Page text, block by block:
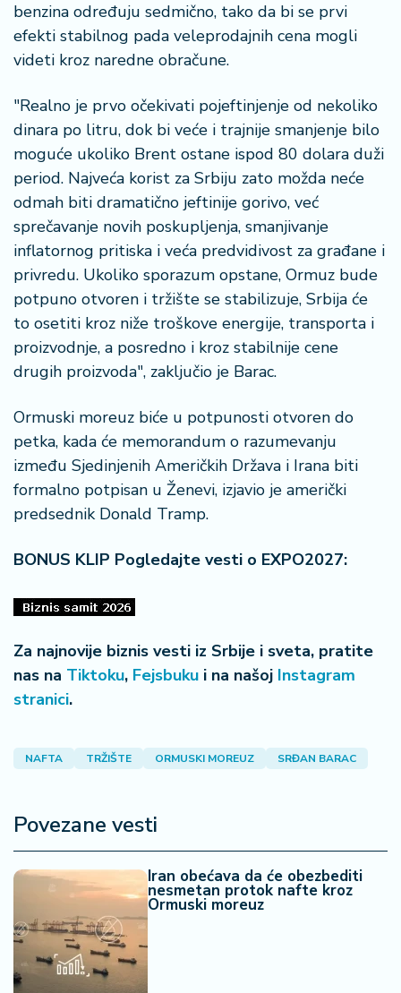
benzina određuju sedmično, tako da bi se prvi
efekti stabilnog pada veleprodajnih cena mogli
videti kroz naredne obračune.
"Realno je prvo očekivati pojeftinjenje od nekoliko
dinara po litru, dok bi veće i trajnije smanjenje bilo
moguće ukoliko Brent ostane ispod 80 dolara duži
period. Najveća korist za Srbiju zato možda neće
odmah biti dramatično jeftinije gorivo, već
sprečavanje novih poskupljenja, smanjivanje
inflatornog pritiska i veća predvidivost za građane i
privredu. Ukoliko sporazum opstane, Ormuz bude
potpuno otvoren i tržište se stabilizuje, Srbija će
to osetiti kroz niže troškove energije, transporta i
proizvodnje, a posredno i kroz stabilnije cene
drugih proizvoda", zaključio je Barac.
Ormuski moreuz biće u potpunosti otvoren do
petka, kada će memorandum o razumevanju
između Sjedinjenih Američkih Država i Irana biti
formalno potpisan u Ženevi, izjavio je američki
predsednik Donald Tramp.
BONUS KLIP Pogledajte vesti o EXPO2027:
Za najnovije biznis vesti iz Srbije i sveta, pratite
nas na Tiktoku, Fejsbuku i na našoj Instagram
stranici.
NAFTA TRŽIŠTE ORMUSKI MOREUZ SRĐAN BARAC
Povezane vesti
Iran obećava da će obezbediti
nesmetan protok nafte kroz
Ormuski moreuz